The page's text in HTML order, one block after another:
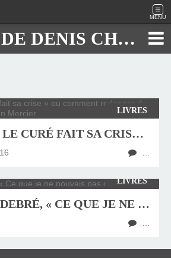
MENU
JOURNAL DE DENIS CHAUTARD
LIVRES
« MONSIEUR LE CURÉ FAIT SA CRISE » OU COMMENT REDONNER DU SENS, LE ROMAN DE JEAN MERCIER
LIVRES
JEAN-LOUIS DEBRÉ, « CE QUE JE NE POUVAIS PAS DIRE »